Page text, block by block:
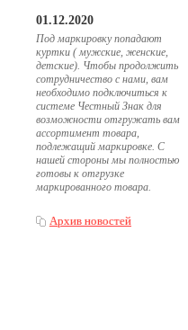
01.12.2020
Под маркировку попадают
куртки ( мужские, женские,
детские). Чтобы продолжить
сотрудничество с нами, вам
необходимо подключиться к
системе Честный Знак для
возможности отгружать вам
ассортимент товара,
подлежащий маркировке. С
нашей стороны мы полностью
готовы к отгрузке
маркированного товара.
Архив новостей